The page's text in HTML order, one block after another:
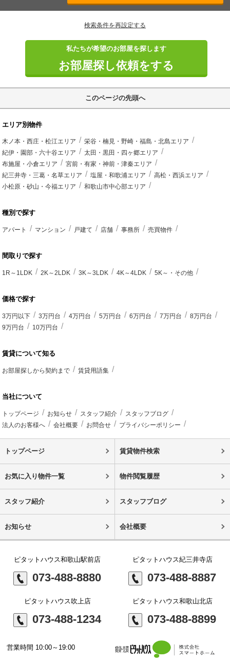
検索条件を再設定する
私たちが希望のお部屋を探します
お部屋探し依頼をする
このページの先頭へ
エリア別物件
木ノ本・西庄・松江エリア
栄谷・楠見・野崎・福島・北島エリア
紀伊・園部・六十谷エリア
太田・黒田・四ヶ郷エリア
布施屋・小倉エリア
宮前・有家・神前・津秦エリア
紀三井寺・三葛・名草エリア
塩屋・和歌浦エリア
高松・西浜エリア
小松原・砂山・今福エリア
和歌山市中心部エリア
種別で探す
アパート マンション 戸建て 店舗 事務所 売買物件
間取りで探す
1R～1LDK 2K～2LDK 3K～3LDK 4K～4LDK 5K～・その他
価格で探す
3万円以下 3万円台 4万円台 5万円台 6万円台 7万円台
8万円台
9万円台
10万円台
賃貸について知る
お部屋探しから契約まで 賃貸用語集
当社について
トップページ お知らせ スタッフ紹介
スタッフブログ
法人のお客様へ
会社概要 お問合せ プライバシーポリシー
トップページ 賃貸物件検索
お気に入り物件一覧 物件閲覧履歴
スタッフ紹介 スタッフブログ
お知らせ 会社概要
ピタットハウス和歌山駅前店
073-488-8880
ピタットハウス紀三井寺店
073-488-8887
ピタットハウス吹上店
073-488-1234
ピタットハウス和歌山北店
073-488-8899
営業時間 10:00～19:00